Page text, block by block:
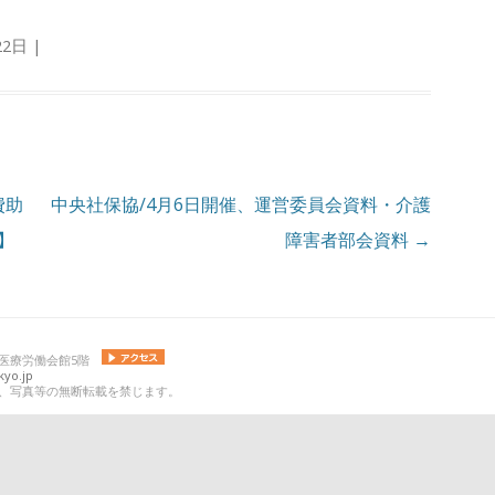
日 |
中央社保協/4月6日開催、運営委員会資料・介護
障害者部会資料 →
療労働会館5階
真等の無断転載を禁じます。